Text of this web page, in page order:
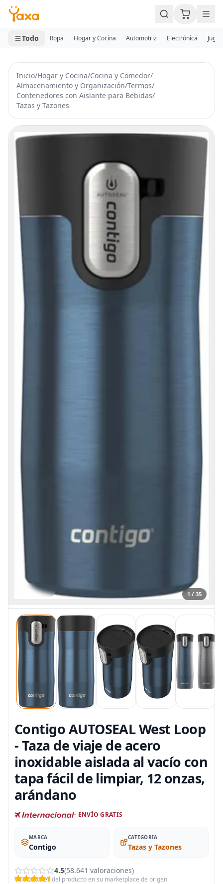
MINI CARRITO
0 productos
Todo Ropa Hogar y Cocina Automotriz Electrónica
Inicio/Hogar y Cocina/Cocina y Comedor/
Almacenamiento y Organización/Termos/
Contenedores con Aislante para Bebidas/
Tazas y Tazones
1 / 35
Contigo AUTOSEAL West Loop
- Taza de viaje de acero
inoxidable aislada al vacío con
tapa fácil de limpiar, 12 onzas,
arándano
- ENVÍO GRATIS
MARCA
Contigo
CATEGORIA
Tazas y Tazones
4.5(58.641 valoraciones)
Valoraciones del producto en su marketplace de origen